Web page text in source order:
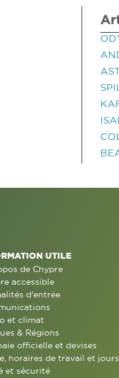
UTILE
de Chypre
accessible
d'entrée
et climat
& Régions
officielle et devises
horaires de travail et
et sécurité